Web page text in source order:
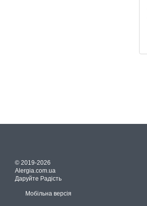
© 2019-2026
Alergia.com.ua
Даруйте Радість
Мобільна версія